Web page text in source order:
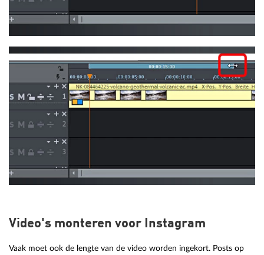
Video's monteren voor Instagram
Vaak moet ook de lengte van de video worden ingekort. Posts op